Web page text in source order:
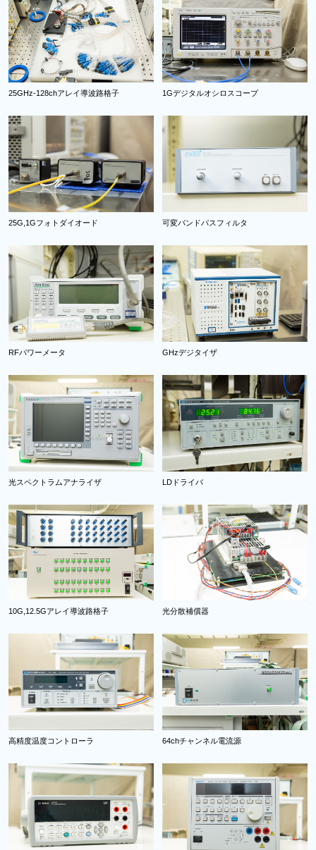
25GHz-128chアレイ導波路格子 1Gデジタルオシロスコープ
25G,1Gフォトダイオード 可変バンドパスフィルタ
RFパワーメータ GHzデジタイザ
光スペクトラムアナライザ LDドライバ
10G,12.5Gアレイ導波路格子 光分散補償器
高精度温度コントローラ 64chチャンネル電流源